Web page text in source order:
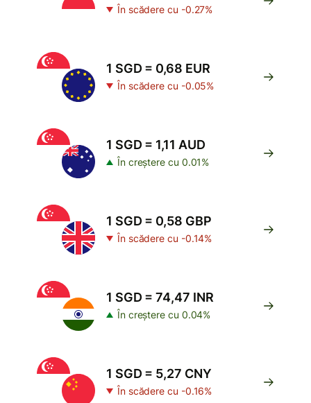
În scădere cu -0.27%
1 SGD = 0,68 EUR
În scădere cu -0.05%
1 SGD = 1,11 AUD
În creștere cu 0.01%
1 SGD = 0,58 GBP
În scădere cu -0.14%
1 SGD = 74,47 INR
În creștere cu 0.04%
1 SGD = 5,27 CNY
În scădere cu -0.16%